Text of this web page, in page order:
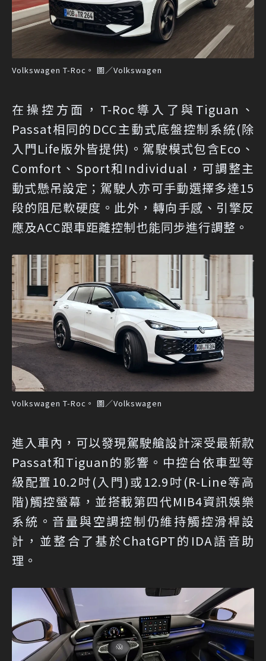
Volkswagen T-Roc。 圖／Volkswagen
在操控方面，T-Roc導入了與Tiguan、
Passat相同的DCC主動式底盤控制系統(除
入門Life版外皆提供)。駕駛模式包含Eco、
Comfort、Sport和Individual，可調整主
動式懸吊設定；駕駛人亦可手動選擇多達15
段的阻尼軟硬度。此外，轉向手感、引擎反
應及ACC跟車距離控制也能同步進行調整。
Volkswagen T-Roc。 圖／Volkswagen
進入車內，可以發現駕駛艙設計深受最新款
Passat和Tiguan的影響。中控台依車型等
級配置10.2吋(入門)或12.9吋(R-Line等高
階)觸控螢幕，並搭載第四代MIB4資訊娛樂
系統。音量與空調控制仍維持觸控滑桿設
計，並整合了基於ChatGPT的IDA語音助
理。